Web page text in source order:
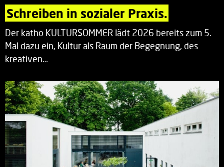
Schreiben in sozialer Praxis.
Der katho KULTURSOMMER lädt 2026 bereits zum 5.
Mal dazu ein, Kultur als Raum der Begegnung, des
kreativen…